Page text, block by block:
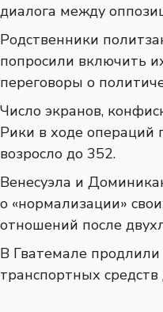
диалога между
Родственники
попросили включить
переговоры о
Число экранов,
Рики в ходе операций
возросло до 352.
Венесуэла и
о «нормализации»
отношений после
В Гватемале продлили
транспортных